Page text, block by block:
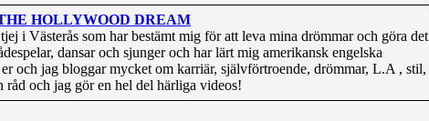
HOLLYWOOD DREAM
i Västerås som har bestämt mig för att leva mina drömmar och göra det
dansar och sjunger och har lärt mig amerikansk engelska
och jag bloggar mycket om karriär, självförtroende, drömmar, L.A , stil,
råd och jag gör en hel del härliga videos!